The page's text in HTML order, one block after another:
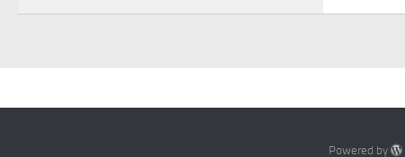
Powered by